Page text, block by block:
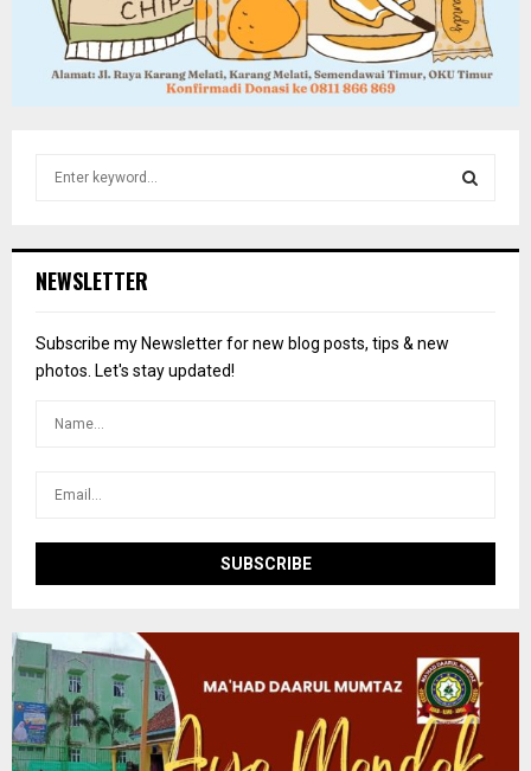
h
o
r
NEWSLETTER
Subscribe my Newsletter for new blog posts, tips & new
photos. Let's stay updated!